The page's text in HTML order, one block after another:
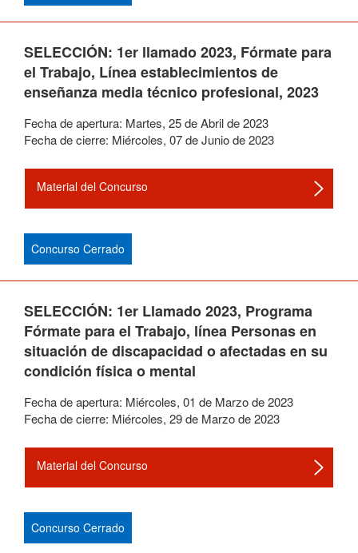
SELECCIÓN: 1er llamado 2023, Fórmate para
el Trabajo, Línea establecimientos de
enseñanza media técnico profesional, 2023
Fecha de apertura: Martes, 25deAbrilde2023
Fecha de cierre: Miércoles, 07deJuniode2023
Material del Concurso
Concurso Cerrado
SELECCIÓN: 1er Llamado 2023, Programa
Fórmate para el Trabajo, línea Personas en
situación de discapacidad o afectadas en su
condición física o mental
Fecha de apertura: Miércoles, 01 de Marzode2023
Fecha de cierre: Miércoles, 29de Marzode2023
Material del Concurso
Concurso Cerrado